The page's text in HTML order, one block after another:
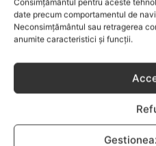
Consimțământul pentru aceste
date precum comportamentul de
Neconsimțământul sau retragerea
anumite caracteristici și funcții.
COPII
FAMILIA
SANATATE COPII
DEZVOLTAREA COPILULUI